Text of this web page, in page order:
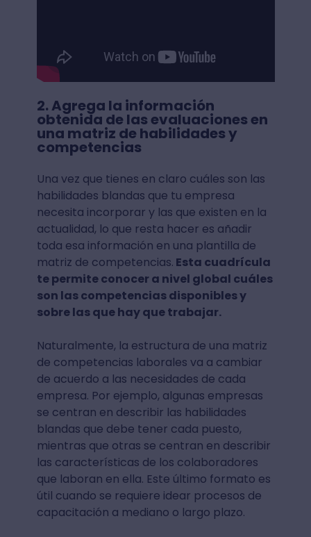
2. Agrega la información
obtenida de las evaluaciones en
una matriz de habilidades y
competencias
Una vez que tienes en claro cuáles son las
habilidades blandas que tu empresa
necesita incorporar y las que existen en la
actualidad, lo que resta hacer es añadir
toda esa información en una plantilla de
matriz de competencias. Esta cuadrícula
te permite conocer a nivel global cuáles
son las competencias disponibles y
sobre las que hay que trabajar.
Naturalmente, la estructura de una matriz
de competencias laborales va a cambiar
de acuerdo a las necesidades de cada
empresa. Por ejemplo, algunas empresas
se centran en describir las habilidades
blandas que debe tener cada puesto,
mientras que otras se centran en describir
las características de los colaboradores
que laboran en ella. Este último formato es
útil cuando se requiere idear procesos de
capacitación a mediano o largo plazo.